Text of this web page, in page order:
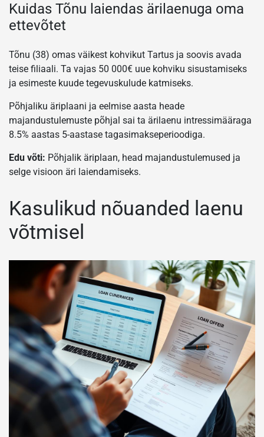
Kuidas Tõnu laiendas ärilaenuga oma
ettevõtet
Tõnu (38) omas väikest kohvikut Tartus ja soovis avada
teise filiaali. Ta vajas 50 000€ uue kohviku sisustamiseks
ja esimeste kuude tegevuskulude katmiseks.
Põhjaliku äriplaani ja eelmise aasta heade
majandustulemuste põhjal sai ta ärilaenu intressimääraga
8.5% aastas 5-aastase tagasimakseperioodiga.
Edu võti: Põhjalik äriplaan, head majandustulemused ja
selge visioon äri laiendamiseks.
Kasulikud nõuanded laenu
võtmisel